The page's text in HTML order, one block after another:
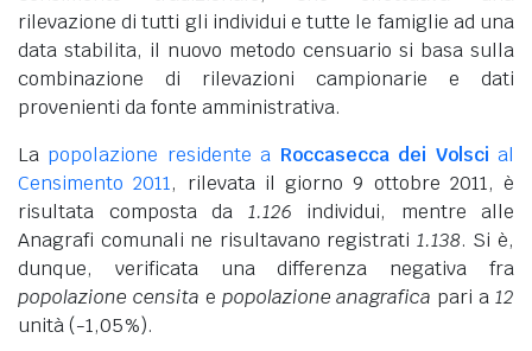
rilevazione di tutti gli individui e tutte le famiglie ad una
data stabilita, il nuovo metodo censuario si basa sulla
combinazione di rilevazioni campionarie e dati
provenienti da fonte amministrativa.
La popolazione residente a Roccasecca dei Volsci al
Censimento 2011, rilevata il giorno 9 ottobre 2011, è
risultata composta da 1.126 individui, mentre alle
Anagrafi comunali ne risultavano registrati 1.138. Si è,
dunque, verificata una differenza negativa fra
popolazione censita e popolazione anagrafica pari a12
unità (-1,05%).